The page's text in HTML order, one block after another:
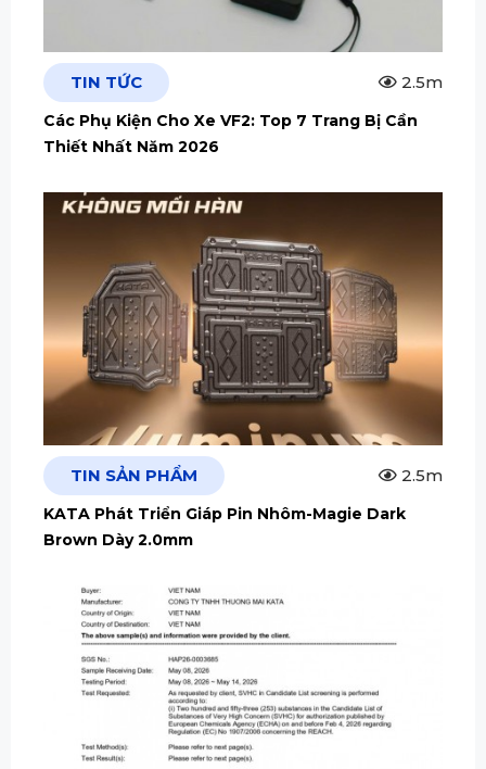
TIN TỨC 2.5m
Các Phụ Kiện Cho Xe VF2: Top 7 Trang Bị Cần
Thiết Nhất Năm 2026
TIN SẢN PHẨM 2.5m
KATA Phát Triển Giáp Pin Nhôm-Magie Dark
Brown Dày 2.0mm